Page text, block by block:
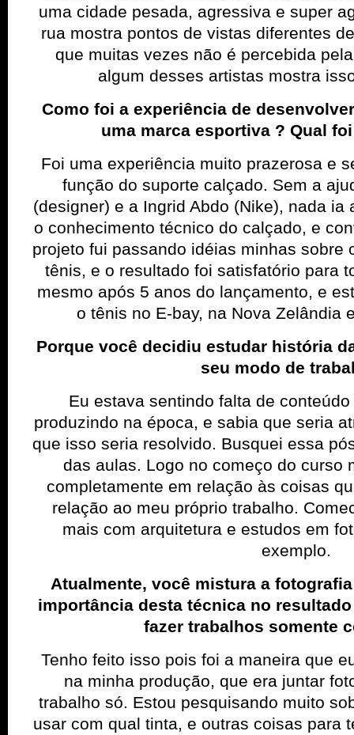
uma cidade pesada, agressiva e super
rua mostra pontos de vistas diferentes
que muitas vezes não é percebida
algum desses artistas mostra
Como foi a experiência de
uma marca esportiva ? Qual
Foi uma experiência muito prazerosa e
função do suporte calçado. Sem a
(designer) e a Ingrid Abdo (Nike), nada ia
o conhecimento técnico do calçado, e
projeto fui passando idéias minhas sobre
tênis, e o resultado foi satisfatório para
mesmo após 5 anos do lançamento, e
o tênis no E-bay, na Nova Zelândia
Porque você decidiu estudar história
seu modo de
Eu estava sentindo falta de
produzindo na época, e sabia que seria
que isso seria resolvido. Busquei essa
das aulas. Logo no começo do curso
completamente em relação às coisas
relação ao meu próprio trabalho.
mais com arquitetura e estudos em
exemplo.
Atualmente, você mistura a
importância desta técnica no
fazer trabalhos somente
Tenho feito isso pois foi a maneira que
na minha produção, que era juntar
trabalho só. Estou pesquisando muito
usar com qual tinta, e outras coisas para